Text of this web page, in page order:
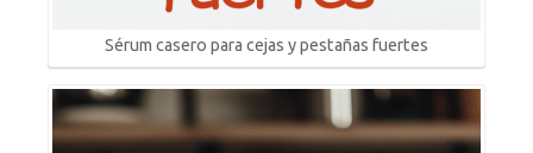
Sérum casero para cejas y pestañas fuertes